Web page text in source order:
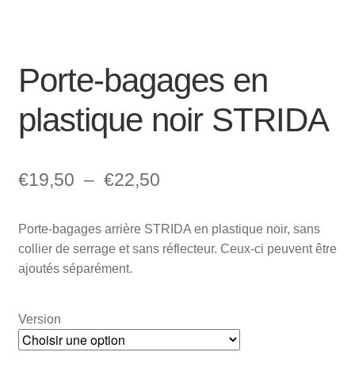
Porte-bagages en
plastique noir STRIDA
€19,50 – €22,50Plage
prix :
Porte-bagages arrière STRIDA en plastique noir, sans
collier de serrage et sans réflecteur. Ceux-ci peuvent être
ajoutés séparément.
Version